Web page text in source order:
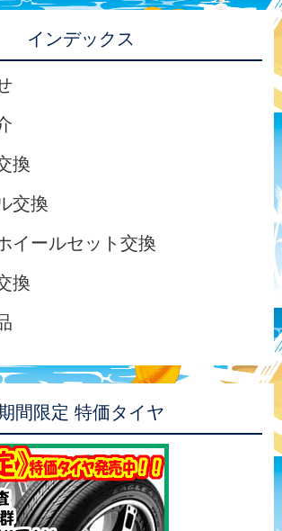
インデックス
換
交換
イールセット交換
換
間限定 特価タイヤ